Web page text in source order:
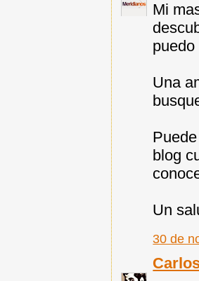
Mi
Una
blog
Un
30 de